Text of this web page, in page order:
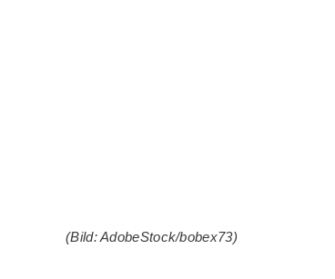
(Bild: AdobeStock/bobex73)